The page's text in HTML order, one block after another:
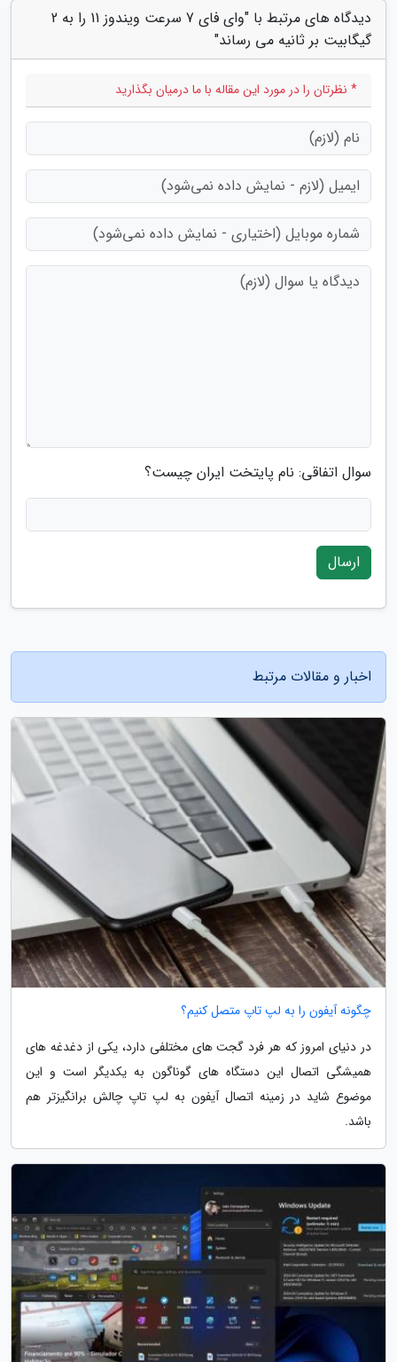
دیدگاه های مرتبط با "وای فای 7 سرعت ویندوز 11 را به 2
گیگابیت بر ثانیه می رساند"
* نظرتان را در مورد این مقاله با ما درمیان بگذارید
سوال اتفاقی: نام پایتخت ایران چیست؟
ارسال
اخبار و مقالات مرتبط
چگونه آیفون را به لپ تاپ متصل کنیم؟
در دنیای امروز که هر فرد گجت های مختلفی دارد، یکی از دغدغه های
همیشگی اتصال این دستگاه های گوناگون به یکدیگر است و این
موضوع شاید در زمینه اتصال آیفون به لپ تاپ چالش برانگیزتر هم
باشد.